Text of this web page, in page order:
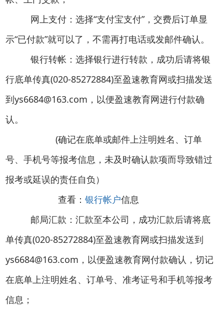
网上支付：选择“支付宝支付”，交费后订单显
示“已付款”就可以了，不需再打电话或发邮件确认。
银行转帐：选择银行进行转款，成功后请将银
行底单传真(020-85272884)至盈速教育网或扫描发送
到ys6684@163.com，以便盈速教育网进行付款确
认。
(确记在底单或邮件上注明姓名、订单
号、手机号等报考信息，未及时确认款项而导致错过
报考或延误的责任自负）
查看： 银行帐户信息
邮局汇款：汇款至本公司，成功汇款后请将底
单传真(020-85272884)至盈速教育网或扫描发送到
ys6684@163.com，以便盈速教育网付款确认，切记
在底单上注明姓名、订单号、准考证号和手机等报考
信息；